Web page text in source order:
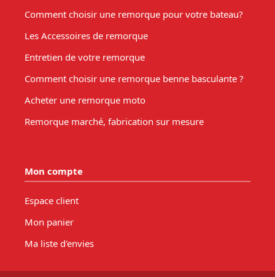
Comment choisir une remorque pour votre bateau?
Les Accessoires de remorque
Entretien de votre remorque
Comment choisir une remorque benne basculante ?
Acheter une remorque moto
Remorque marché, fabrication sur mesure
Mon compte
Espace client
Mon panier
Ma liste d'envies